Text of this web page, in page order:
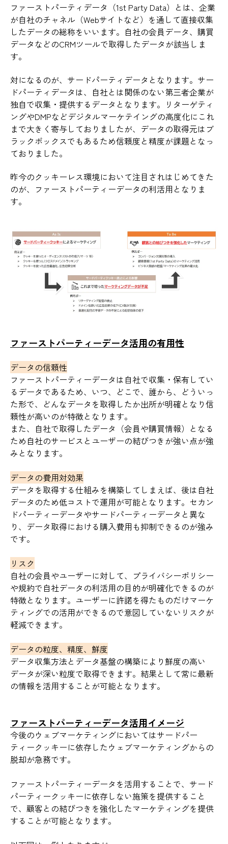
ファーストパーティデータ（1st Party Data）とは、企業
が自社のチャネル（Webサイトなど）を通して直接収集
したデータの総称をいいます。自社の会員データ、購買
データなどのCRMツールで取得したデータが該当しま
す。
対になるのが、サードパーティデータとなります。サー
ドパーティデータは、自社とは関係のない第三者企業が
独自で収集・提供するデータとなります。リターゲティ
ングやDMPなどデジタルマーケテイングの高度化にこれ
まで大きく寄与しておりましたが、データの取得元はブ
ラックボックスでもあるため信頼度と精度が課題となっ
ておりました。
昨今のクッキーレス環境において注目されはじめてきた
のが、ファーストパーティーデータの利活用となりま
す。
ファーストパーティーデータ活用の有用性
データの信頼性
ファーストパーティーデータは自社で収集・保有してい
るデータであるため、いつ、どこで、誰から、どういっ
た形で、どんなデータを取得したか出所が明確となり信
頼性が高いのが特徴となります。
また、自社で取得したデータ（会員や購買情報）となる
ため自社のサービスとユーザーの結びつきが強い点が強
みとなります。
データの費用対効果
データを取得する仕組みを構築してしまえば、後は自社
データのため低コストで運用が可能となります。セカン
ドパーティーデータやサードパーティーデータと異な
り、データ取得における購入費用も抑制できるのが強み
です。
リスク
自社の会員やユーザーに対して、プライバシーポリシー
や規約で自社データの利活用の目的が明確化できるのが
特徴となります。ユーザーに許諾を得たものだけマーケ
ティングでの活用ができるので意図していないリスクが
軽減できます。
データの粒度、精度、鮮度
データ収集方法とデータ基盤の構築により鮮度の高い
データが深い粒度で取得できます。結果として常に最新
の情報を活用することが可能となります。
ファーストパーティーデータ活用イメージ
今後のウェブマーケティングにおいてはサードパー
ティークッキーに依存したウェブマーケティングからの
脱却が急務です。
ファーストパーティーデータを活用することで、サード
パーティークッキーに依存しない施策を提供すること
で、顧客との結びつきを強化したマーケティングを提供
することが可能となります。